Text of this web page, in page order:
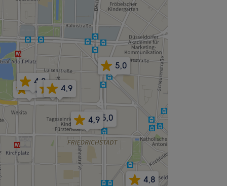
4,8
4,7
4,8
5,0
4,9
5,0
4,9
4,9